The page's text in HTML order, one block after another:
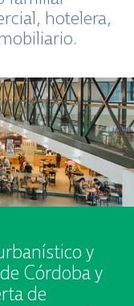
hotelera,
y
Córdoba y
de